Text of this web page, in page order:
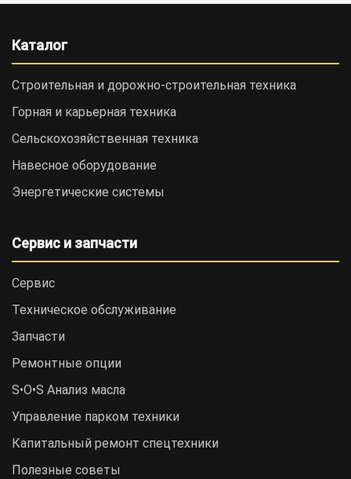
Каталог
Строительная и дорожно-cтроительная техника
Горная и карьерная техника
Сельскохозяйственная техника
Навесное оборудование
Энергетические системы
Сервис и запчасти
Сервис
Техническое обслуживание
Запчасти
Ремонтные опции
S•O•S Анализ масла
Управление парком техники
Капитальный ремонт спецтехники
Полезные советы